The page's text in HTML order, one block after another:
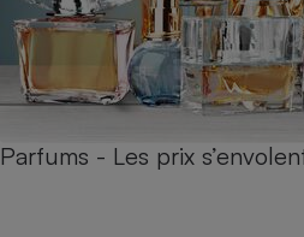
Parfums - Les prix